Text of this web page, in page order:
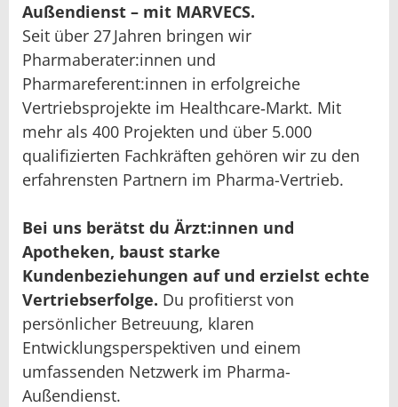
Außendienst – mit MARVECS.
Seit über 27 Jahren bringen wir
Pharmaberater:innen und
Pharmareferent:innen in erfolgreiche
Vertriebsprojekte im Healthcare‑Markt. Mit
mehr als 400 Projekten und über 5.000
qualifizierten Fachkräften gehören wir zu den
erfahrensten Partnern im Pharma-Vertrieb.
Bei uns berätst du Ärzt:innen und
Apotheken, baust starke
Kundenbeziehungen auf und erzielst echte
Vertriebserfolge. Du profitierst von
persönlicher Betreuung, klaren
Entwicklungsperspektiven und einem
umfassenden Netzwerk im Pharma-
Außendienst.